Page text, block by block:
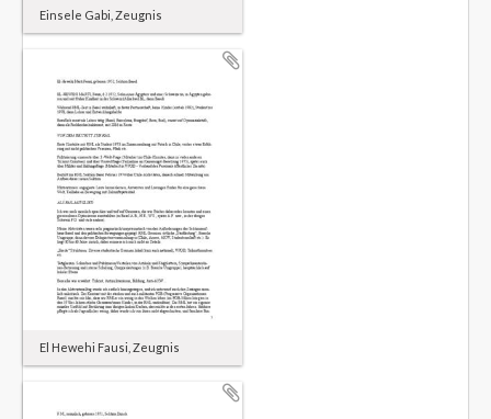
Einsele Gabi, Zeugnis
El Hewehi Fausi, Zeugnis